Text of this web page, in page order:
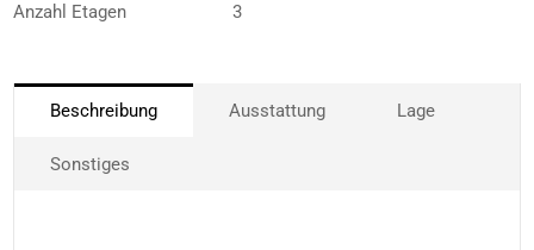
Anzahl Etagen 3
Beschreibung Ausstattung Lage
Sonstiges